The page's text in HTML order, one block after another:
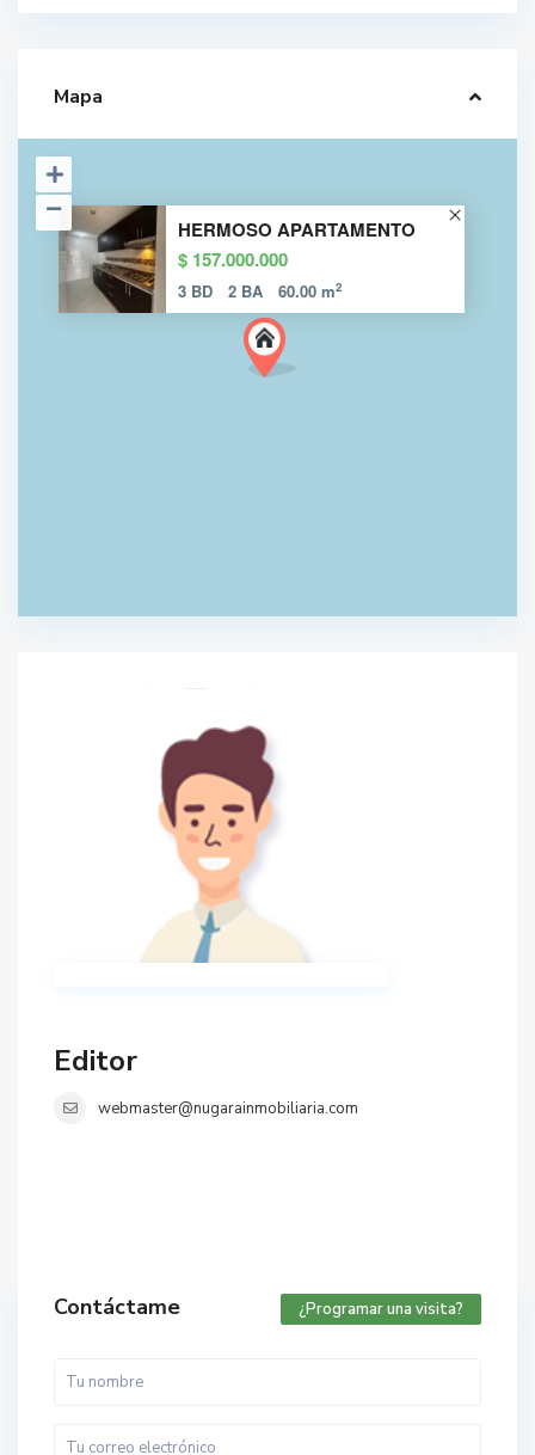
Mapa
HERMOSO APARTAMENTO
$ 157.000.000
3 BD 2 BA 60.00 m2
Editor
webmaster@nugarainmobiliaria.com
Contáctame ¿Programar una visita?